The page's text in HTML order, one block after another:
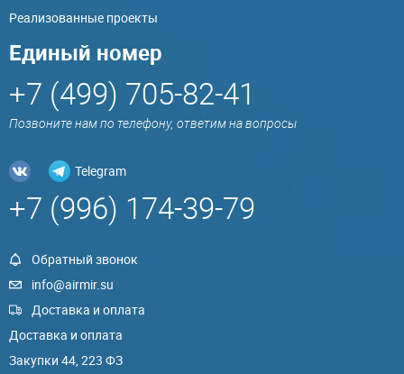
Реализованные проекты
Единый номер
+7 (499) 705-82-41
Позвоните нам по телефону, ответим на вопросы
Telegram
+7 (996) 174-39-79
Обратный звонок
info@airmir.su
Доставка и оплата
Доставка и оплата
Закупки 44, 223 ФЗ